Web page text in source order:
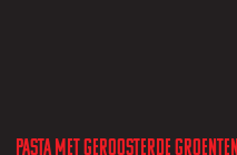
Pasta met geroosterde groenten